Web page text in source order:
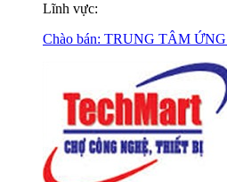
Lĩnh vực:
Chào bán: TRUNG TÂM